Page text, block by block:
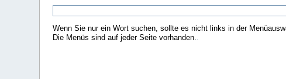
Wenn Sie nur ein Wort suchen, sollte es nicht links in der
Die Menüs sind auf jeder Seite vorhanden..